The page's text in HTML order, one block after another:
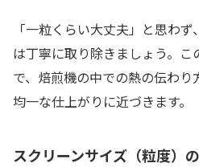
「一粒くらい大丈夫」と思わ
は丁寧に取り除きましょう。
で、焙煎機の中での熱の伝わ
均一な仕上がりに近づきます。
スクリーンサイズ（粒度）